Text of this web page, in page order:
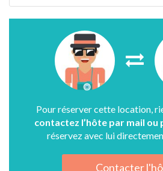
Pour réserver cette location,
contactez l’hôte par mail ou
réservez avec lui
Contacter